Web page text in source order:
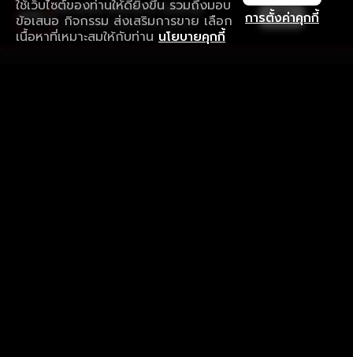
ใช้เว็บไซต์ของท่านให้ดียิ่งขึ้น รวมถึงมอบ
ข้อเสนอ กิจกรรม ส่งเสริมการขาย เลือก
เนื้อหาที่เหมาะสมให้กับท่าน นโยบายคุกกี้
การตั้งค่าคุกกี้
ใช้งานแอป ลื่นไหลกว่า ไม่มีสะดุด
ดาวน์โหลดแอปเพื่อการรับชมที่ดีกว่า เปิด